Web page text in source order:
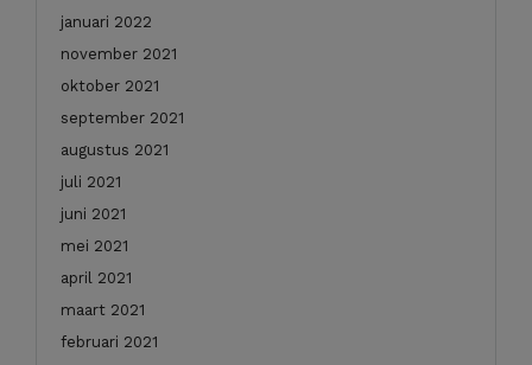
januari 2022
november 2021
oktober 2021
september 2021
augustus 2021
juli 2021
juni 2021
mei 2021
april 2021
maart 2021
februari 2021